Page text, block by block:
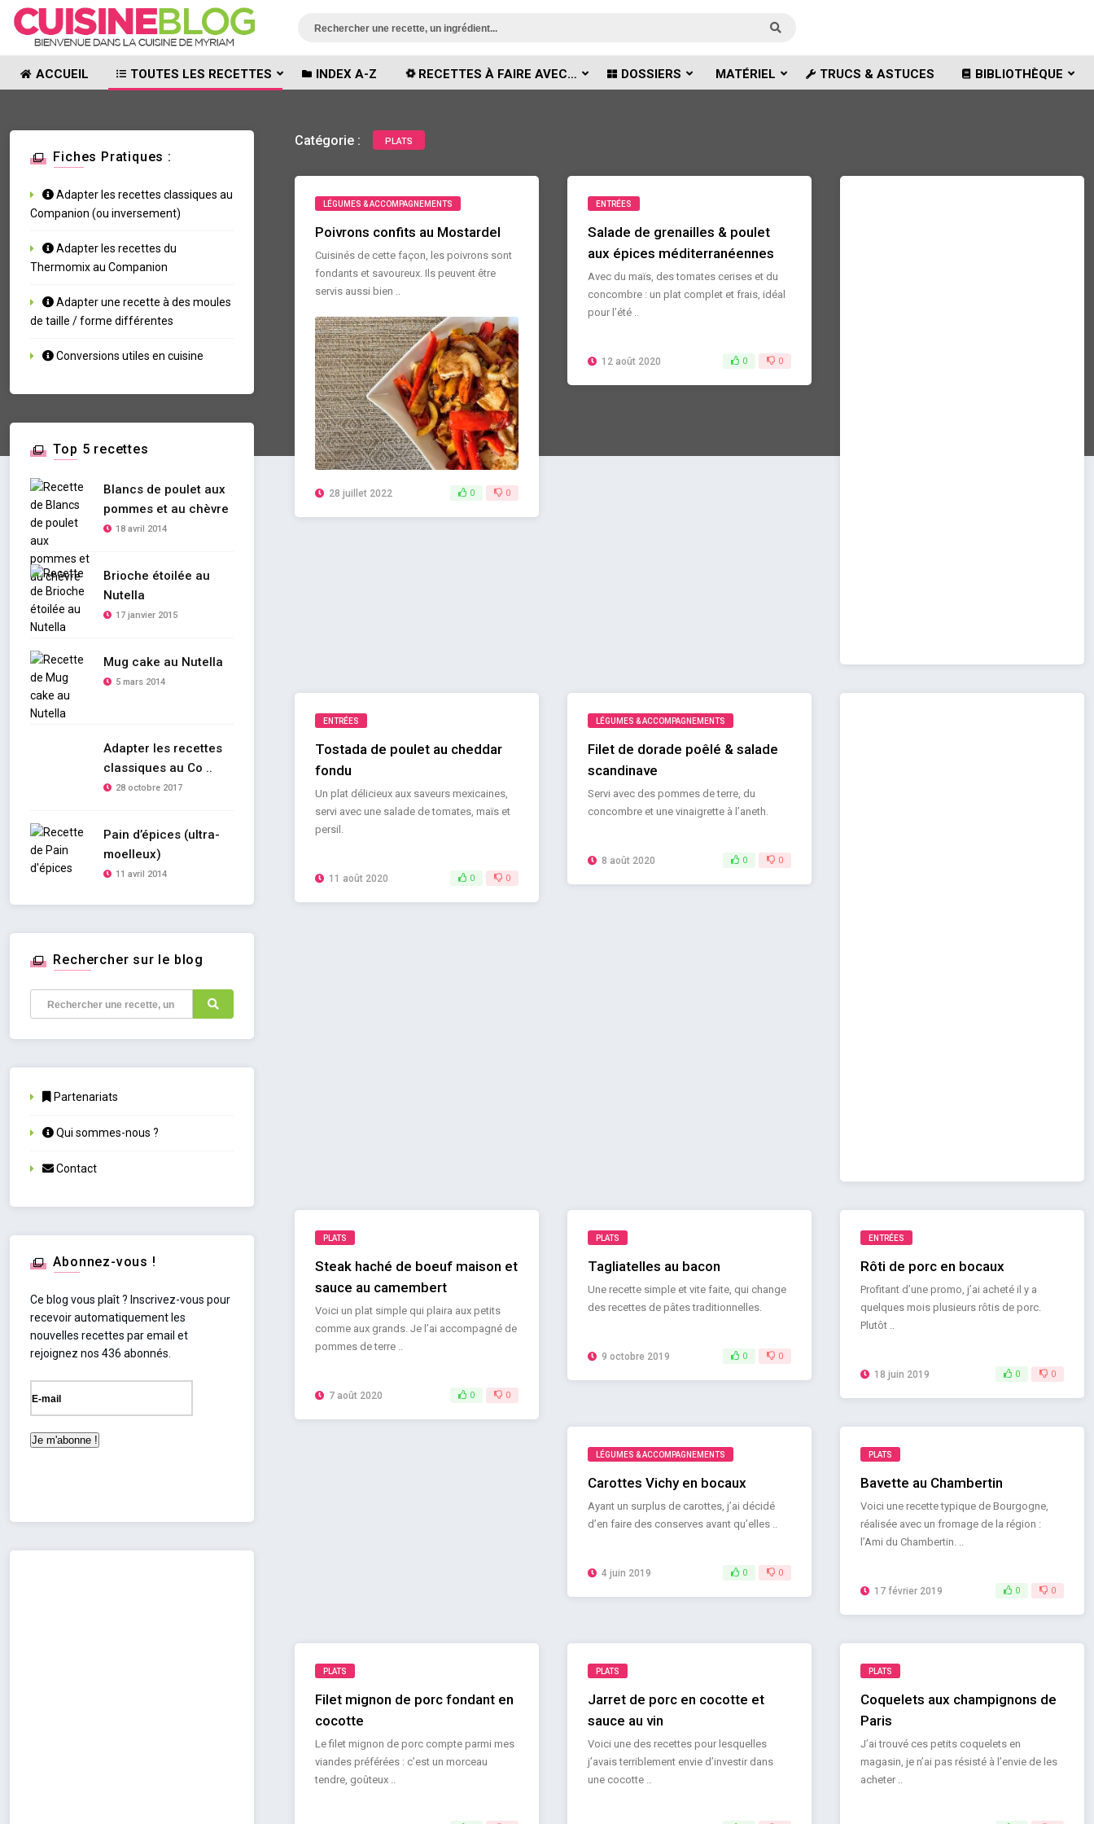
ACCUEIL TOUTES LES RECETTES INDEX A-Z RECETTES À FAIRE AVEC… DOSSIERS MATÉRIEL TRUCS & ASTUCES BIBLIOTHÈQUE
Catégorie : PLATS
LÉGUMES & ACCOMPAGNEMENTS
Poivrons confits au Mostardel
Cuisinés de cette façon, les poivrons sont
fondants et savoureux. Ils peuvent être
servis aussi bien ..
28 juillet 2022 0 0
ENTRÉES
Salade de grenailles & poulet
aux épices méditerranéennes
Avec du maïs, des tomates cerises et du
concombre : un plat complet et frais, idéal
pour l’été ..
12 août 2020 0 0
ENTRÉES
Tostada de poulet au cheddar
fondu
Un plat délicieux aux saveurs mexicaines,
servi avec une salade de tomates, maïs et
persil.
11 août 2020 0 0
LÉGUMES & ACCOMPAGNEMENTS
Filet de dorade poêlé & salade
scandinave
Servi avec des pommes de terre, du
concombre et une vinaigrette à l’aneth.
8 août 2020 0 0
PLATS
Steak haché de boeuf maison et
sauce au camembert
Voici un plat simple qui plaira aux petits
comme aux grands. Je l’ai accompagné de
pommes de terre ..
7 août 2020 0 0
PLATS
Tagliatelles au bacon
Une recette simple et vite faite, qui change
des recettes de pâtes traditionnelles.
9 octobre 2019 0 0
ENTRÉES
Rôti de porc en bocaux
Profitant d’une promo, j’ai acheté il y a
quelques mois plusieurs rôtis de porc.
Plutôt ..
18 juin 2019 0 0
LÉGUMES & ACCOMPAGNEMENTS
Carottes Vichy en bocaux
Ayant un surplus de carottes, j’ai décidé
d’en faire des conserves avant qu’elles ..
4 juin 2019 0 0
PLATS
Bavette au Chambertin
Voici une recette typique de Bourgogne,
réalisée avec un fromage de la région :
l’Ami du Chambertin. ..
17 février 2019 0 0
PLATS
Filet mignon de porc fondant en
cocotte
Le filet mignon de porc compte parmi mes
viandes préférées : c’est un morceau
tendre, goûteux ..
PLATS
Jarret de porc en cocotte et
sauce au vin
Voici une des recettes pour lesquelles
j’avais terriblement envie d’investir dans
une cocotte ..
PLATS
Coquelets aux champignons de
Paris
J’ai trouvé ces petits coquelets en
magasin, je n’ai pas résisté à l’envie de les
acheter ..
Fiches Pratiques :
Adapter les recettes classiques au
Companion (ou inversement)
Adapter les recettes du
Thermomix au Companion
Adapter une recette à des moules
de taille / forme différentes
Conversions utiles en cuisine
Top 5 recettes
Blancs de poulet aux
pommes et au chèvre
18 avril 2014
Brioche étoilée au
Nutella
17 janvier 2015
Mug cake au Nutella
5 mars 2014
Adapter les recettes
classiques au Co ..
28 octobre 2017
Pain d’épices (ultra-
moelleux)
11 avril 2014
Rechercher sur le blog
Partenariats
Qui sommes-nous ?
Contact
Abonnez-vous !
Ce blog vous plaît ? Inscrivez-vous pour
recevoir automatiquement les
nouvelles recettes par email et
rejoignez nos 436 abonnés.